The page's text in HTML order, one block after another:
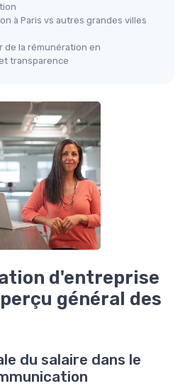
à Paris vs autres grandes villes
de la rémunération en
transparence
d'entreprise
général des
du salaire dans le